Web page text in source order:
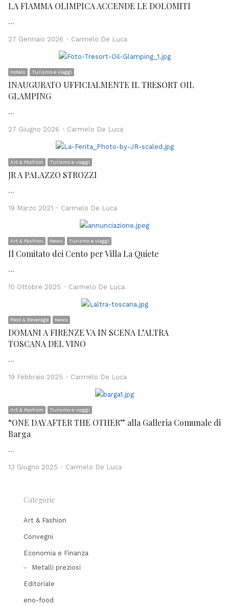
LA FIAMMA OLIMPICA ACCENDE LE DOLOMITI
…
27 Gennaio 2026 Author
Carmelo De Luca
Hotels Turismo e viaggi
INAUGURATO UFFICIALMENTE IL TRESORT OIL
GLAMPING
…
27 Giugno 2026 Author
Carmelo De Luca
Art & Fashion Turismo e viaggi
JR A PALAZZO STROZZI
…
19 Marzo 2021 Author
Carmelo De Luca
Art & Fashion News Turismo e viaggi
Il Comitato dei Cento per Villa La Quiete
…
10 Ottobre 2025 Author
Carmelo De Luca
Food & Beverage News
DOMANI A FIRENZE VA IN SCENA L’ALTRA
TOSCANA DEL VINO
…
19 Febbraio 2025 Author
Carmelo De Luca
Art & Fashion Turismo e viaggi
“ONE DAY AFTER THE OTHER” alla Galleria Comunale di
Barga
…
13 Giugno 2025 Author
Carmelo De Luca
Categorie
Art & Fashion
Convegni
Economia e Finanza
Metalli preziosi
Editoriale
eno-food